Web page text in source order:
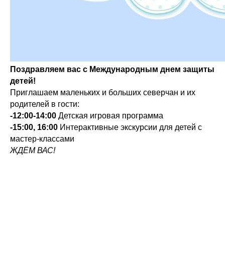
Поздравляем вас с Международным днем защиты
детей!
Приглашаем маленьких и больших северчан и их
родителей в гости:
-12:00-14:00 Детская игровая программа
-15:00, 16:00 Интерактивные экскурсии для детей с
мастер-классами
ЖДЁМ ВАС!